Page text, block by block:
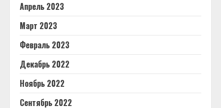
Апрель 2023
Март 2023
Февраль 2023
Декабрь 2022
Ноябрь 2022
Сентябрь 2022